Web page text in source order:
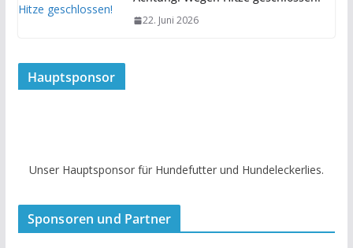
22. Juni 2026
Hauptsponsor
Unser Hauptsponsor für Hundefutter und Hundeleckerlies.
Sponsoren und Partner